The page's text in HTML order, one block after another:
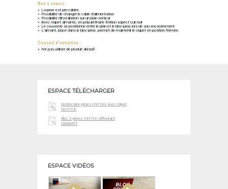
Bon à savoir :
La prise est pré-câblée
Possibilité de changer le câble d'alimentation
Possibilité d'installation sur un plan vertical
Avec clapet aimanté, en polyuréthane finition aspect cuir noir
Le couvercle se positionne entre le plan et le bloc-prise lors de son encastrement.
L'aimant, placé dans le bloc-prise, permet de maintenir le clapet en position fermée.
Conseil d'entretien :
Ne pas utiliser de produit abrasif.
ESPACE TÉLÉCHARGER
Notice bloc prises INFINI avec clapet
NOTICE
Bloc 2 prises INFINI affleurant
GABARIT
ESPACE VIDÉOS